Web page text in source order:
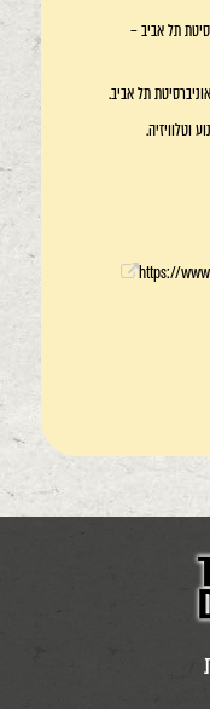
תל אביב –
https://